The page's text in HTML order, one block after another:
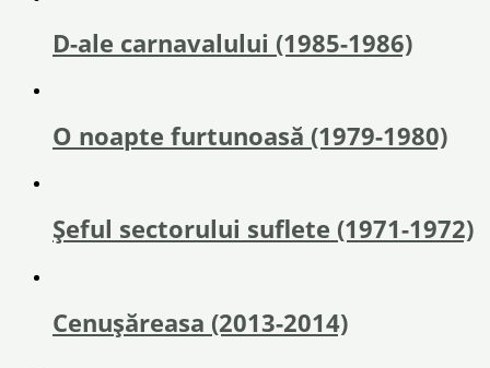
D-ale carnavalului (1985-1986)
O noapte furtunoasă (1979-1980)
Șeful sectorului suflete (1971-1972)
Cenușăreasa (2013-2014)